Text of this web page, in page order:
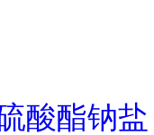
酸酯钠盐